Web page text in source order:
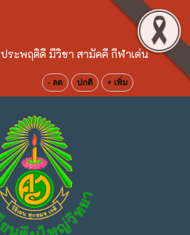
ประพฤติดี มีวิชา สามัคคี กีฬาเด่น
- ลด ปกติ + เพิ่ม